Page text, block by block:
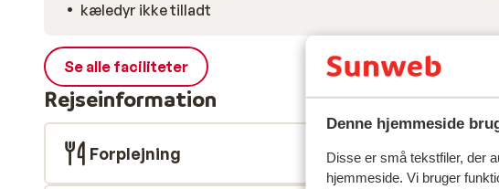
Denne hjemmeside
Disse er små tekstfiler, der
hjemmeside. Vi bruger
kæledyr ikke tilladt
Se alle faciliteter
Rejseinformation
Forplejning